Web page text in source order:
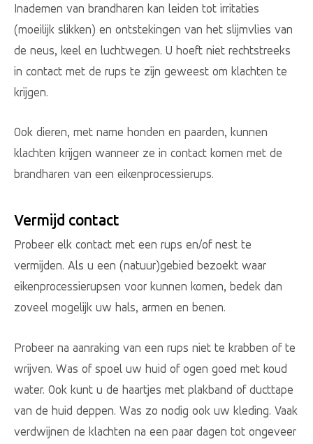
Inademen van brandharen kan leiden tot irritaties
(moeilijk slikken) en ontstekingen van het slijmvlies van
de neus, keel en luchtwegen. U hoeft niet rechtstreeks
in contact met de rups te zijn geweest om klachten te
krijgen.
Ook dieren, met name honden en paarden, kunnen
klachten krijgen wanneer ze in contact komen met de
brandharen van een eikenprocessierups.
Vermijd contact
Probeer elk contact met een rups en/of nest te
vermijden. Als u een (natuur)gebied bezoekt waar
eikenprocessierupsen voor kunnen komen, bedek dan
zoveel mogelijk uw hals, armen en benen.
Probeer na aanraking van een rups niet te krabben of te
wrijven. Was of spoel uw huid of ogen goed met koud
water. Ook kunt u de haartjes met plakband of ducttape
van de huid deppen. Was zo nodig ook uw kleding. Vaak
verdwijnen de klachten na een paar dagen tot ongeveer